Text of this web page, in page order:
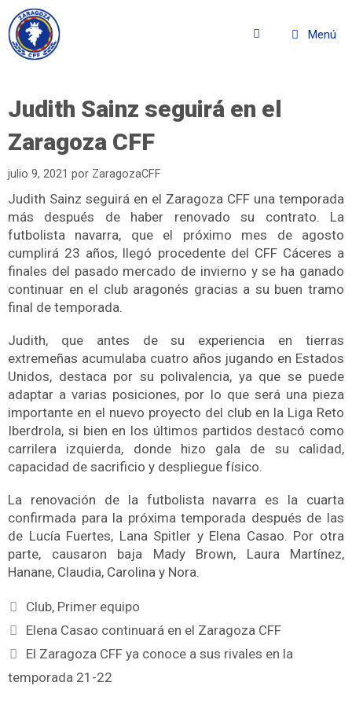
Menú
Judith Sainz seguirá en el
Zaragoza CFF
julio 9, 2021 por ZaragozaCFF
Judith Sainz seguirá en el Zaragoza CFF una temporada
más después de haber renovado su contrato. La
futbolista navarra, que el próximo mes de agosto
cumplirá 23 años, llegó procedente del CFF Cáceres a
finales del pasado mercado de invierno y se ha ganado
continuar en el club aragonés gracias a su buen tramo
final de temporada.
Judith, que antes de su experiencia en tierras
extremeñas acumulaba cuatro años jugando en Estados
Unidos, destaca por su polivalencia, ya que se puede
adaptar a varias posiciones, por lo que será una pieza
importante en el nuevo proyecto del club en la Liga Reto
Iberdrola, si bien en los últimos partidos destacó como
carrilera izquierda, donde hizo gala de su calidad,
capacidad de sacrificio y despliegue físico.
La renovación de la futbolista navarra es la cuarta
confirmada para la próxima temporada después de las
de Lucía Fuertes, Lana Spitler y Elena Casao. Por otra
parte, causaron baja Mady Brown, Laura Martínez,
Hanane, Claudia, Carolina y Nora.
Club, Primer equipo
Elena Casao continuará en el Zaragoza CFF
El Zaragoza CFF ya conoce a sus rivales en la
temporada 21-22